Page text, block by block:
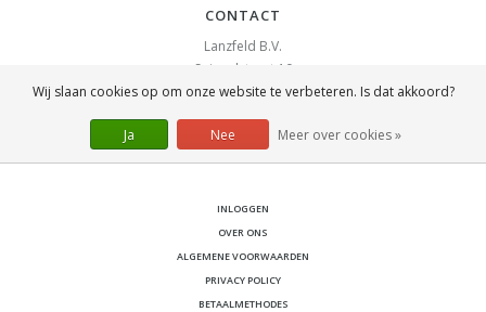
CONTACT
Lanzfeld B.V.
Spiegelstraat 10
2631 RSNootdorp
info@lanzfeld.nl
088 33 66 990
INLOGGEN
OVER ONS
ALGEMENE VOORWAARDEN
PRIVACY POLICY
BETAALMETHODES
Wij slaan cookies op om onze website te verbeteren. Is dat akkoord?
Ja Nee Meer over cookies »